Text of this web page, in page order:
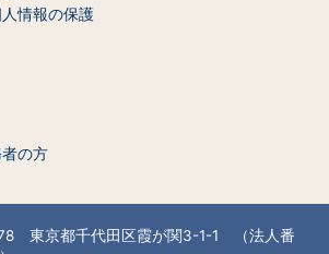
情報の保護
の方
東京都千代田区霞が関3-1-1 （法人番